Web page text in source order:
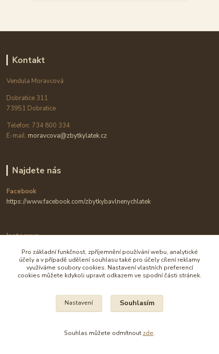
Kontakt
Vendula Moravcová
Dobratice 311
73951 Dobratice
Telefon: 734 800 334
E-mail: moravcova@zbytkylatek.cz
Najdete nás
Facebook
https://www.facebook.com/zbytkybavlnenychlatek
Instagram
Na všechny fotografie se vztahují autorská práva.
Pro základní funkčnost, zpříjemnění používání webu, analytické
účely a v případě udělení souhlasu také pro účely cílení reklamy
využíváme soubory cookies. Nastavení vlastních preferencí
cookies můžete kdykoli upravit odkazem ve spodní části stránek.
Nastavení Souhlasím
Souhlas můžete odmítnout zde.